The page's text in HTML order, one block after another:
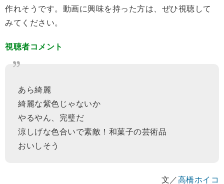
作れそうです。動画に興味を持った方は、ぜひ視聴して
みてください。
視聴者コメント
あら綺麗
綺麗な紫色じゃないか
やるやん、完璧だ
涼しげな色合いで素敵！和菓子の芸術品
おいしそう
文／高橋ホイコ